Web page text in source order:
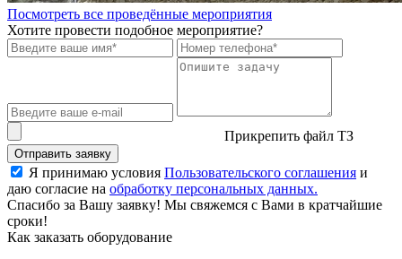
Посмотреть все проведённые мероприятия
Хотите провести подобное мероприятие?
Прикрепить файл ТЗ
Отправить заявку
Я принимаю условия Пользовательского соглашения и
даю согласие на обработку персональных данных.
Спасибо за Вашу заявку! Мы свяжемся с Вами в кратчайшие
сроки!
Как заказать оборудование